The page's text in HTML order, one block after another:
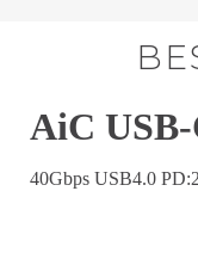
AiC
40Gbps USB4.0